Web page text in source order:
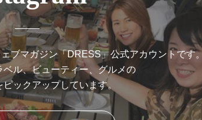
ブマガジン「DRESS」公式アカウントです。
ベル、ビューティー、グルメの
ックアップしています。